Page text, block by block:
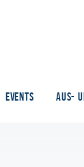
EVENTS AUS-